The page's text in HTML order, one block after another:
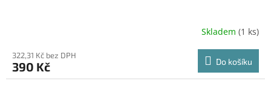
Skladem (1 ks)
322,31 Kč bez DPH
390 Kč Do košíku